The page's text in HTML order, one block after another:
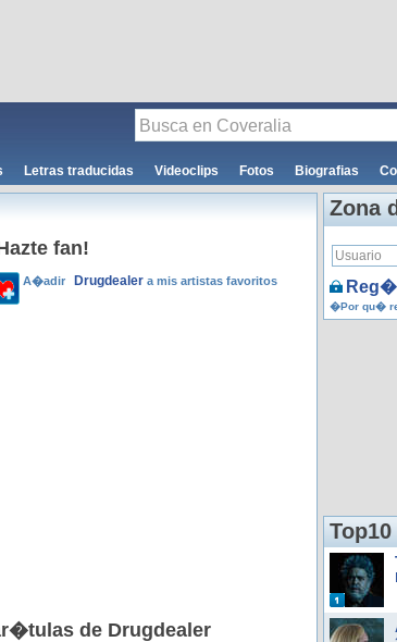
Letras traducidas Videoclips Fotos Biografias
fan!
A�adir Drugdealer a mis artistas favoritos
de Drugdealer
Zona
�Por qu�